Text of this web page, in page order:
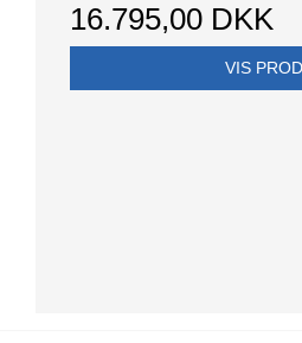
16.795,00 DKK
VIS